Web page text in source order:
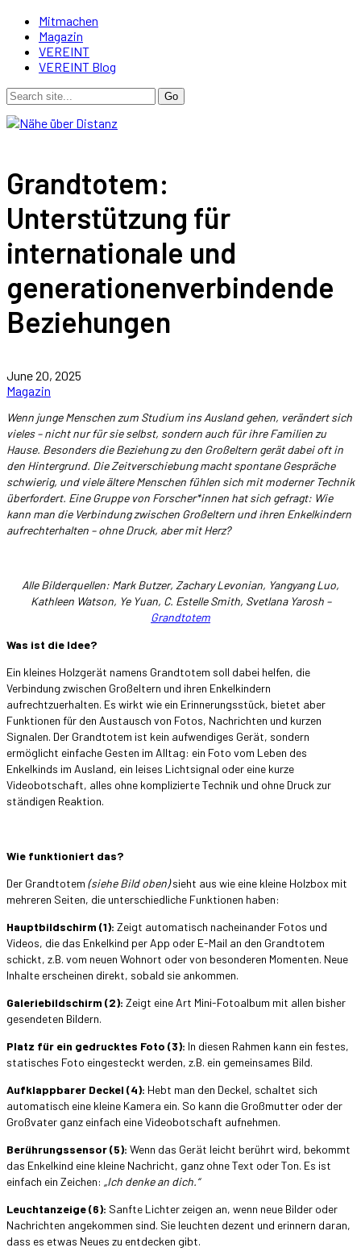
Mitmachen
Magazin
VEREINT
VEREINT Blog
Grandtotem:
Unterstützung für
internationale und
generationenverbindende
Beziehungen
June 20, 2025
Magazin
Wenn junge Menschen zum Studium ins Ausland gehen, verändert sich
vieles – nicht nur für sie selbst, sondern auch für ihre Familien zu
Hause. Besonders die Beziehung zu den Großeltern gerät dabei oft in
den Hintergrund. Die Zeitverschiebung macht spontane Gespräche
schwierig, und viele ältere Menschen fühlen sich mit moderner Technik
überfordert. Eine Gruppe von Forscher*innen hat sich gefragt: Wie
kann man die Verbindung zwischen Großeltern und ihren Enkelkindern
aufrechterhalten – ohne Druck, aber mit Herz?
Alle Bilderquellen: Mark Butzer, Zachary Levonian, Yangyang Luo,
Kathleen Watson, Ye Yuan, C. Estelle Smith, Svetlana Yarosh –
Grandtotem
Was ist die Idee?
Ein kleines Holzgerät namens Grandtotem soll dabei helfen, die
Verbindung zwischen Großeltern und ihren Enkelkindern
aufrechtzuerhalten. Es wirkt wie ein Erinnerungsstück, bietet aber
Funktionen für den Austausch von Fotos, Nachrichten und kurzen
Signalen. Der Grandtotem ist kein aufwendiges Gerät, sondern
ermöglicht einfache Gesten im Alltag: ein Foto vom Leben des
Enkelkinds im Ausland, ein leises Lichtsignal oder eine kurze
Videobotschaft, alles ohne komplizierte Technik und ohne Druck zur
ständigen Reaktion.
Wie funktioniert das?
Der Grandtotem (siehe Bild oben)sieht aus wie eine kleine Holzbox mit
mehreren Seiten, die unterschiedliche Funktionen haben:
Hauptbildschirm (1): Zeigt automatisch nacheinander Fotos und
Videos, die das Enkelkind per App oder E-Mail an den Grandtotem
schickt, z.B. vom neuen Wohnort oder von besonderen Momenten. Neue
Inhalte erscheinen direkt, sobald sie ankommen.
Galeriebildschirm (2): Zeigt eine Art Mini-Fotoalbum mit allen bisher
gesendeten Bildern.
Platz für ein gedrucktes Foto (3): In diesen Rahmen kann ein festes,
statisches Foto eingesteckt werden, z.B. ein gemeinsames Bild.
Aufklappbarer Deckel (4): Hebt man den Deckel, schaltet sich
automatisch eine kleine Kamera ein. So kann die Großmutter oder der
Großvater ganz einfach eine Videobotschaft aufnehmen.
Berührungssensor (5): Wenn das Gerät leicht berührt wird, bekommt
das Enkelkind eine kleine Nachricht, ganz ohne Text oder Ton. Es ist
einfach ein Zeichen: „Ich denke an dich.“
Leuchtanzeige (6): Sanfte Lichter zeigen an, wenn neue Bilder oder
Nachrichten angekommen sind. Sie leuchten dezent und erinnern daran,
dass es etwas Neues zu entdecken gibt.